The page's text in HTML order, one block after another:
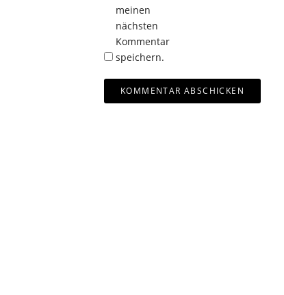
meinen
nächsten
Kommentar
speichern.